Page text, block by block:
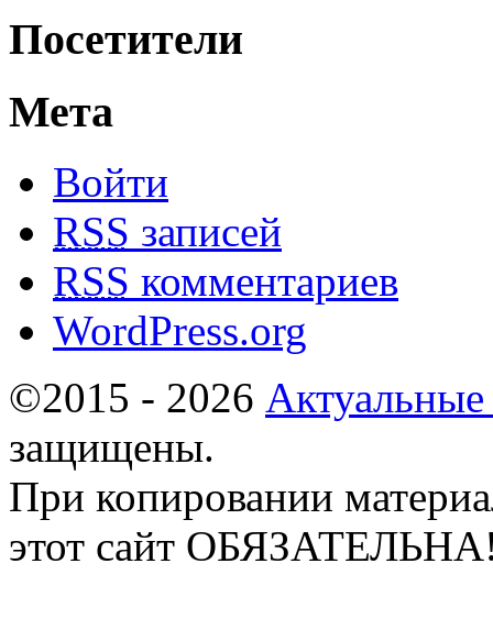
Посетители
Мета
Войти
RSS записей
RSS комментариев
WordPress.org
©2015 - 2026
защищены.
При копировании
этот сайт